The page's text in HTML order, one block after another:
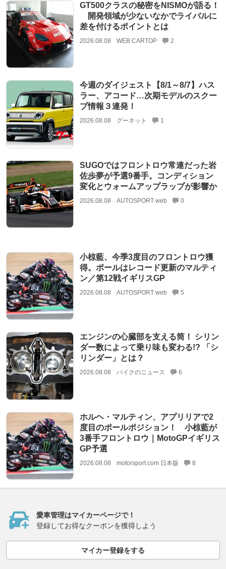
GT500クラスの秘密をNISMOが語る！
開発領域が少ないなかでライバルに
差を付けるポイントとは
2026.08.08 WEB CARTOP 2
今週のダイジェスト【8/1～8/7】ハス
ラー、アコード…次期モデルのスクー
プ情報３連発！
2026.08.08 グーネット 1
SUGOではフロントロウ常連だった岩
佐歩夢が予選9番手。コンディション
変化とウォームアップラップが影響か
2026.08.08 AUTOSPORT web 0
小椋藍、今季3度目のフロントロウ獲
得。ポールはレコード更新のマルティ
ン／第12戦イギリスGP
2026.08.08 AUTOSPORT web 5
エンジンの心臓部を支える筒！ シリン
ダー数によって乗り味も変わる!? 「シ
リンダー」とは？
2026.08.08 バイクのニュース 6
ホルヘ・マルティン、アプリリアで2
度目のポールポジション！ 小椋藍が
3番手フロントロウ｜MotoGPイギリス
GP予選
2026.08.08 motorsport.com 日本版 8
愛車管理はマイカーページで！
登録してお得なクーポンを獲得しよう
マイカー登録をする